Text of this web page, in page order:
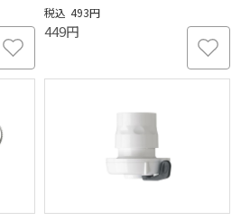
493円
449円